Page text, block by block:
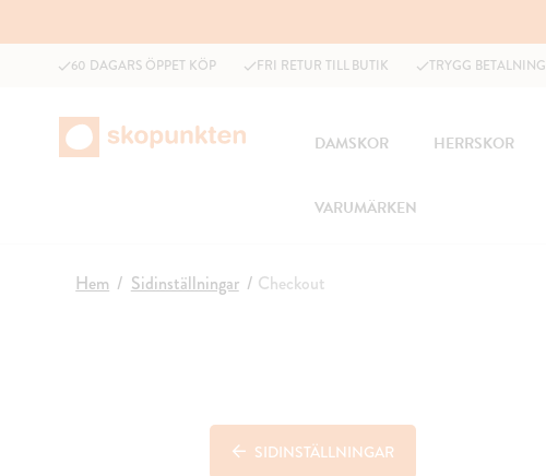
60 DAGARS ÖPPET KÖP FRI RETUR TILL BUTIK TRYGG BETALNING
DAMSKOR HERRSKOR
VARUMÄRKEN
Hem Sidinställningar Checkout
SIDINSTÄLLNINGAR